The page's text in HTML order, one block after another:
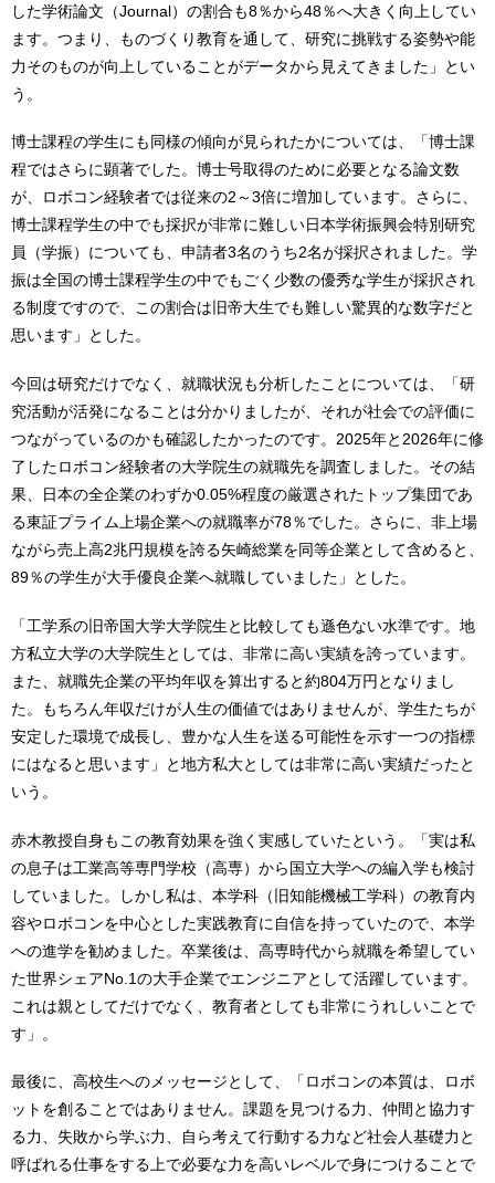
した学術論文（Journal）の割合も8％から48％へ大きく向上してい
ます。つまり、ものづくり教育を通して、研究に挑戦する姿勢や能
力そのものが向上していることがデータから見えてきました」とい
う。
博士課程の学生にも同様の傾向が見られたかについては、「博士課
程ではさらに顕著でした。博士号取得のために必要となる論文数
が、ロボコン経験者では従来の2～3倍に増加しています。さらに、
博士課程学生の中でも採択が非常に難しい日本学術振興会特別研究
員（学振）についても、申請者3名のうち2名が採択されました。学
振は全国の博士課程学生の中でもごく少数の優秀な学生が採択され
る制度ですので、この割合は旧帝大生でも難しい驚異的な数字だと
思います」とした。
今回は研究だけでなく、就職状況も分析したことについては、「研
究活動が活発になることは分かりましたが、それが社会での評価に
つながっているのかも確認したかったのです。2025年と2026年に修
了したロボコン経験者の大学院生の就職先を調査しました。その結
果、日本の全企業のわずか0.05%程度の厳選されたトップ集団であ
る東証プライム上場企業への就職率が78％でした。さらに、非上場
ながら売上高2兆円規模を誇る矢崎総業を同等企業として含めると、
89％の学生が大手優良企業へ就職していました」とした。
「工学系の旧帝国大学大学院生と比較しても遜色ない水準です。地
方私立大学の大学院生としては、非常に高い実績を誇っています。
また、就職先企業の平均年収を算出すると約804万円となりまし
た。もちろん年収だけが人生の価値ではありませんが、学生たちが
安定した環境で成長し、豊かな人生を送る可能性を示す一つの指標
にはなると思います」と地方私大としては非常に高い実績だったと
いう。
赤木教授自身もこの教育効果を強く実感していたという。「実は私
の息子は工業高等専門学校（高専）から国立大学への編入学も検討
していました。しかし私は、本学科（旧知能機械工学科）の教育内
容やロボコンを中心とした実践教育に自信を持っていたので、本学
への進学を勧めました。卒業後は、高専時代から就職を希望してい
た世界シェアNo.1の大手企業でエンジニアとして活躍しています。
これは親としてだけでなく、教育者としても非常にうれしいことで
す」。
最後に、高校生へのメッセージとして、「ロボコンの本質は、ロボ
ットを創ることではありません。課題を見つける力、仲間と協力す
る力、失敗から学ぶ力、自ら考えて行動する力など社会人基礎力と
呼ばれる仕事をする上で必要な力を高いレベルで身につけることで